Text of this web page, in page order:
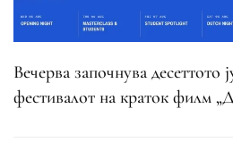
Вечерва започнува десеттото
фестивалот на краток филм